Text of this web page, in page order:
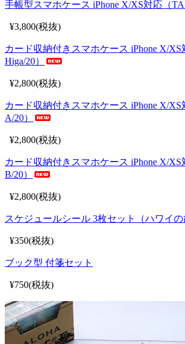
手帳型スマホケース iPhone X/XS対応（
¥3,800(税抜)
カード収納付きスマホケース iPhone X/XS
Higa/20）
¥2,800(税抜)
カード収納付きスマホケース iPhone X/
A/20）
¥2,800(税抜)
カード収納付きスマホケース iPhone X/
B/20）
¥2,800(税抜)
スケジュールシール 3枚セット（ハワイの
¥350(税抜)
ブック型 付箋セット
¥750(税抜)